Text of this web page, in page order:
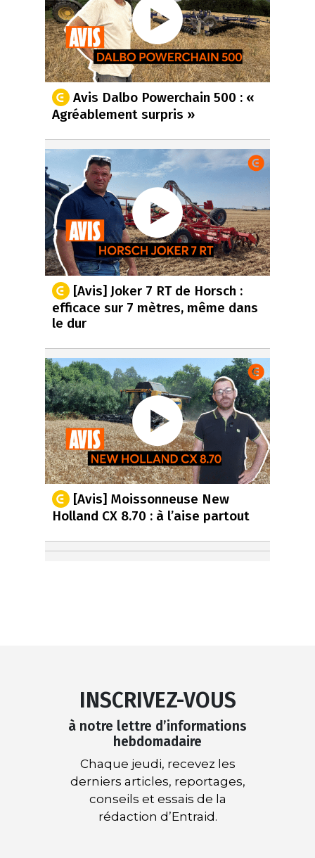
Avis Dalbo Powerchain 500 : «
Agréablement surpris »
[Avis] Joker 7 RT de Horsch :
efficace sur 7 mètres, même dans
le dur
[Avis] Moissonneuse New
Holland CX 8.70 : à l’aise partout
INSCRIVEZ-VOUS
à notre lettre d’informations
hebdomadaire
Chaque jeudi, recevez les
derniers articles, reportages,
conseils et essais de la
rédaction d’Entraid.